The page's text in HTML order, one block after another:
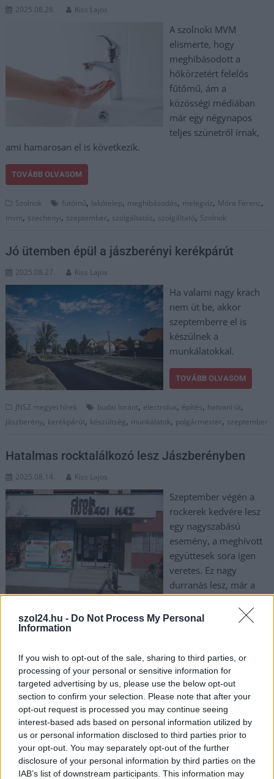
szol24.hu - Do Not Process My Personal
Information
If you wish to opt-out of the sale, sharing to third parties, or
processing of your personal or sensitive information for
targeted advertising by us, please use the below opt-out
section to confirm your selection. Please note that after your
opt-out request is processed you may continue seeing
interest-based ads based on personal information utilized by
us or personal information disclosed to third parties prior to
your opt-out. You may separately opt-out of the further
disclosure of your personal information by third parties on the
IAB’s list of downstream participants. This information may
2025.08.28. Kiss Lajos
A szolnoki MVM
elismerte, hogy
meghibásodott a
hőkörzetért felelős
fűtőmű, ám a
közösségi médiában
már egy négynapos
teljes szünetről írnak,
ami hamarosan el is következik.
TOVÁBB OLVASOM
Szolnok futómű, lakótelep, meghibásodás, melegvíz, Móra Ferenc,
mvm, szechenyi, szeptember, szolgáltatás, szolgáltató, Szolnok
Jó ütemben épül a jászberényi kerékpárút
2025.08.27. Kiss Lajos
Ha valami nagy krach
nem üt be, akkor
szeptemberre el is
készülnek a
munkálatokkal.
TOVÁBB OLVASOM
JNSZ megyei hírek budai loránt, electrolux, építés, hatvani út,
Jászberény, kerékpárút, készültség, munkálatok, polgármester, szeptember
Hatalmas rocktalálkozó lesz Jászberényben
2025.08.14. Kiss Lajos
Szeptember végén a
rockerek kedvére lesz
egy nagyszabású
esemény, a meghívott
együttesek sora igen
veretes. Ez nagy
durranás lesz, már a
pontos menetrend is
ismert.
JNSZ megyei hírek akela,blues company,dmk,fellépők,heartkiller
ifjúsági ház,Jászberény,kalapacs ,metal lady, moby dick, rock,
szeptember ,szombat,zene
Szolnokon tart előadást Kéri László és
Petschnig Mária Zita
Kiss Lajos